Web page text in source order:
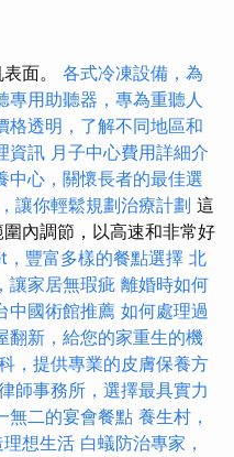
面。 各式冷凍設備，為
專用助聽器，專為重聽人
格透明，了解不同地區和
資訊 月子中心費用詳細介
中心，關懷長者的最佳選
讓你輕鬆規劃治療計劃 這
內調節，以高速和非常好
豐富多樣的餐點選擇 北
讓家居無瑕疵 離婚時如何
中國術館推薦 如何處理過
翻新，給您的家重生的機
，提供專業的皮膚保養方
師事務所，選擇最具實力
無二的宴會餐點 養生村，
想生活 白蟻防治專家，